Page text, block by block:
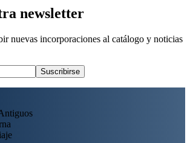
newsletter
nuevas incorporaciones al catálogo y noticias
Suscribirse